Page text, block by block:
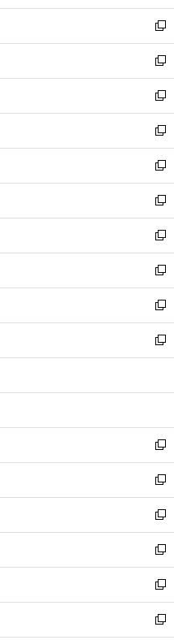
開
く
ウ
で
開
く
ン
ド
ウ
で
開
く
ウ
ィ
ン
ド
ウ
で
開
く
新
し
い
ウ
ィ
ン
ド
ウ
で
開
く
新
し
い
ウ
ィ
ン
ド
ウ
で
開
く
新
し
い
ウ
ィ
ン
ド
ウ
で
開
く
新
し
い
ウ
ィ
ン
ド
ウ
で
開
く
新
し
い
ウ
ィ
ン
ド
ウ
で
開
く
新
し
い
ウ
ィ
ン
ド
ウ
で
開
新
し
い
ウ
ィ
ン
ド
ウ
開
新
し
い
ウ
ィ
ン
ウ
開
く
新
し
い
ウ
ン
ウ
で
開
く
新
し
ウ
ン
ド
ウ
で
開
く
新
し
い
ウ
ィ
ン
ド
ウ
で
開
く
新
し
い
ウ
ィ
ン
ド
ウ
で
開
新
し
い
ウ
ィ
ン
ド
新
し
い
ウ
ィ
新
し
い
新